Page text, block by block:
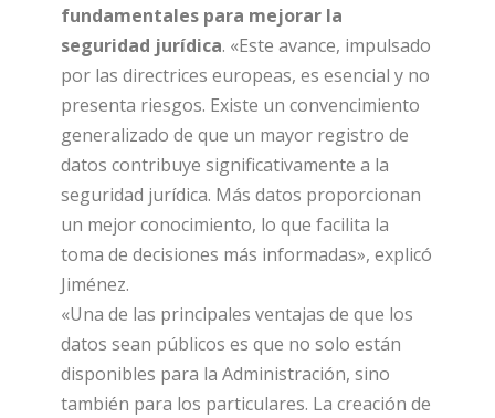
fundamentales para mejorar la
seguridad jurídica. «Este avance, impulsado
por las directrices europeas, es esencial y no
presenta riesgos. Existe un convencimiento
generalizado de que un mayor registro de
datos contribuye significativamente a la
seguridad jurídica. Más datos proporcionan
un mejor conocimiento, lo que facilita la
toma de decisiones más informadas», explicó
Jiménez.
«Una de las principales ventajas de que los
datos sean públicos es que no solo están
disponibles para la Administración, sino
también para los particulares. La creación de